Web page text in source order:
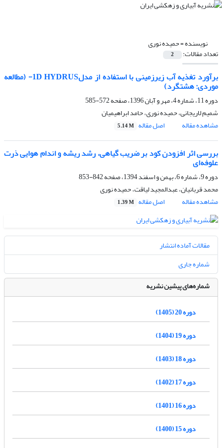
نویسنده =حمیده نوری
تعداد مقالات: 2
برآورد تغذیه آب زیرزمینی با استفاده از مدل1D HYDRUS- (مطالعه
موردی: هشتگرد)
دوره 11، شماره 4، مهر و آبان 1396، صفحه
572-585
شمیم لاریجانی، حمیده نوری، حامد ابراهیمیان
مشاهده مقاله
اصل مقاله 5.14 M
بررسی اثر افزودن کود بر ضریب گیاهی، رشد ریشه و اندام هوایی ذرت
علوفه‌ای
دوره 9، شماره 6، بهمن و اسفند 1394، صفحه
842-853
محمد قربانیان، عبدالمجید لیاقت، حمیده نوری
مشاهده مقاله
اصل مقاله 1.39 M
مقالات آماده انتشار
شماره جاری
شماره‌های پیشین نشریه
دوره 20 (1405)
دوره 19 (1404)
دوره 18 (1403)
دوره 17 (1402)
دوره 16 (1401)
دوره 15 (1400)